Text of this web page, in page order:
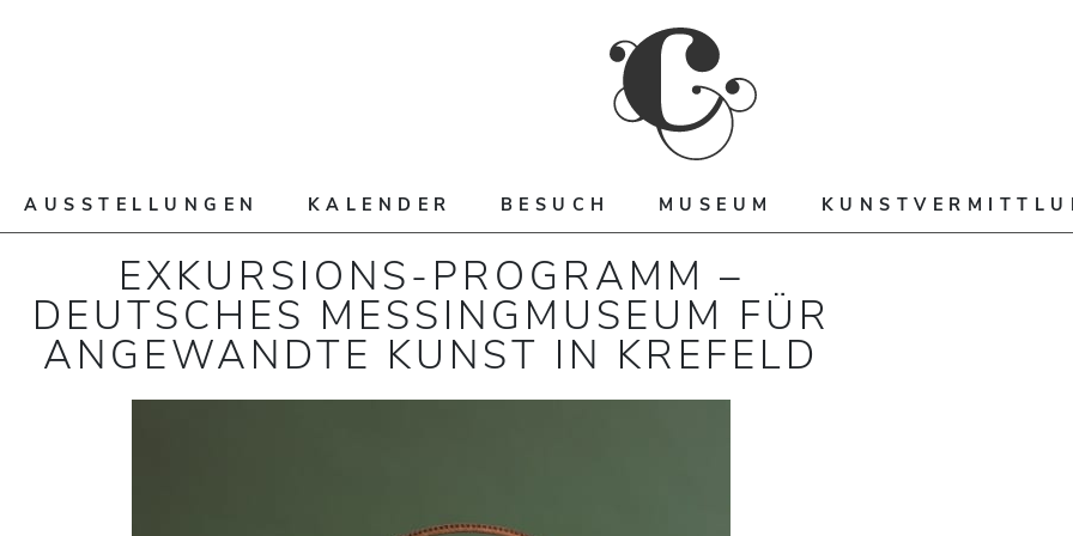
AUSSTELLUNGEN KALENDER BESUCH MUSEUM
EXKURSIONS-PROGRAMM –
DEUTSCHES MESSINGMUSEUM FÜR
ANGEWANDTE KUNST IN KREFELD